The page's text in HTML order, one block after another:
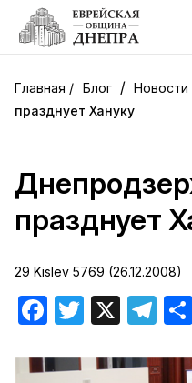
Блог / Новости
празднует Хануку
празднует
29 Kislev 5769 (26.12.2008)
Facebook
Twitter